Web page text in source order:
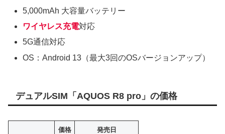
5,000mAh 大容量バッテリー
ワイヤレス充電対応
5G通信対応
OS：Android 13（最大3回のOSバージョンアップ）
デュアルSIM「AQUOS R8 pro」の価格
価格 発売日